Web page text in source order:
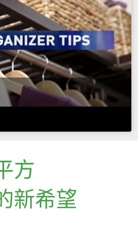
方
新希望